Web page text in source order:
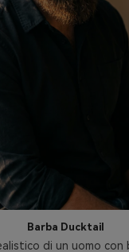
Barba Ducktail
di un uomo con